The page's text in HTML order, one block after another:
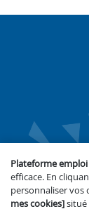
Plateforme
efficace. En
personnaliser vos
mes cookies]situé